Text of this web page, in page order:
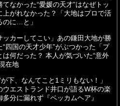
てなかった“愛媛の天才”はなぜトッ
上がれなかった？「大地はプロで活
のに…と」
ッカーしてこい」あの鎌田大地が勝
“四国の天才少年”がぶつかった「プ
は何だった？ 本人が気づいた“意外
在地
が下、なんてこと1ミリもない！」
ウエストランド井口が語るW杯の楽
多分に漏れず『ベッカムヘア』